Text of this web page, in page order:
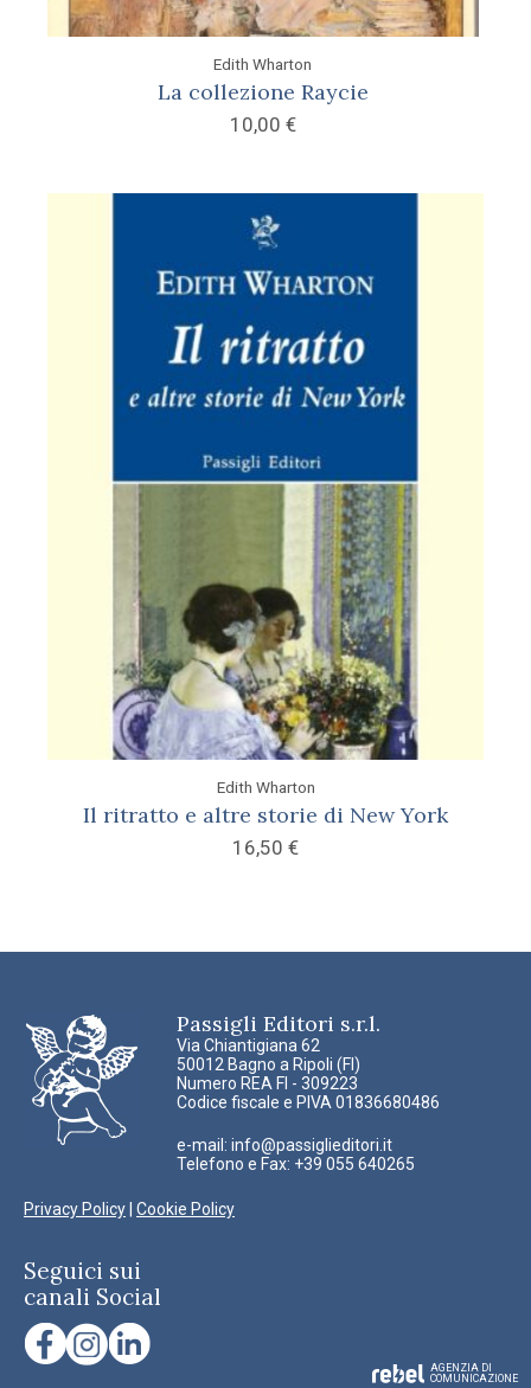
Edith Wharton
La collezione Raycie
10,00 €
Edith Wharton
Il ritratto e altre storie di New York
16,50 €
Passigli Editori s.r.l.
Via Chiantigiana 62
50012 Bagno a Ripoli (FI)
Numero REA FI - 309223
Codice fiscale e PIVA 01836680486
e-mail: info@passiglieditori.it
Telefono e Fax: +39 055 640265
Privacy Policy Cookie Policy
Seguici sui
canali Social
AGENZIA DI
COMUNICAZIONE